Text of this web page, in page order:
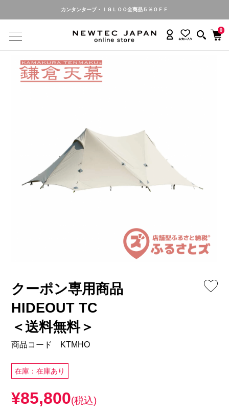
カンタンタープ名入れ・お申し込み受付中
0
クーポン専用商品
HIDEOUT TC
＜送料無料＞
商品コード KTMHO
在庫：在庫あり
¥85,800(税込)